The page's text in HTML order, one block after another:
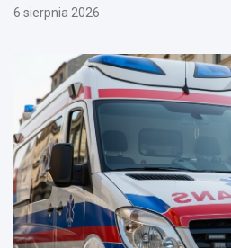
6 sierpnia 2026